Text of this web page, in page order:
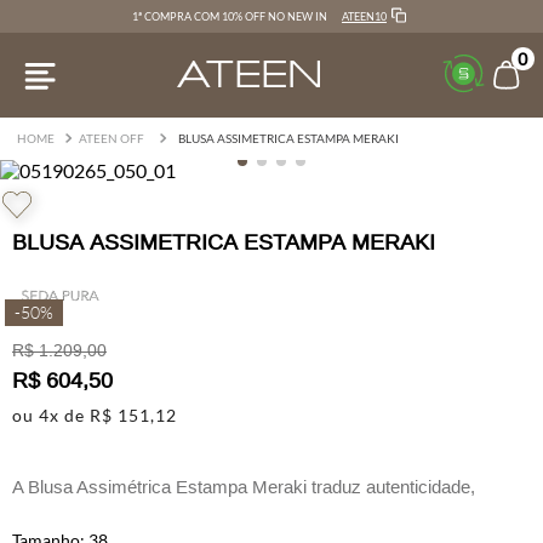
1ª COMPRA COM 10% OFF NO NEW IN ATEEN10
0
ATEEN OFF BLUSA ASSIMETRICA ESTAMPA MERAKI
BLUSA ASSIMETRICA ESTAMPA MERAKI
-50%
R$ 1.209,00
R$ 604,50
ou 4x de R$ 151,12
A Blusa Assimétrica Estampa Meraki traduz autenticidade,